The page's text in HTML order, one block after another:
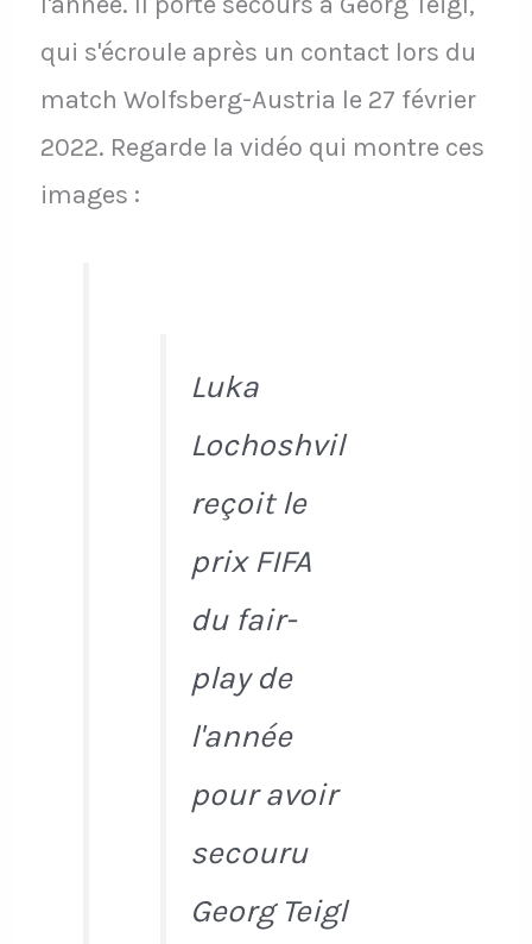
qui s'écroule après un contact lors du
match Wolfsberg-Austria le 27 février
2022. Regarde la vidéo qui montre ces
images :
Luka
Lochoshvil
reçoit le
prix FIFA
du fair-
play de
l'année
pour avoir
secouru
Georg Teigl